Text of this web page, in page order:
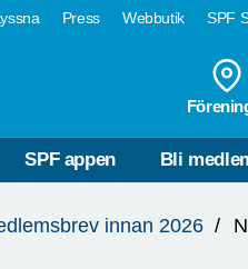
Press Webbutik SPF
SPF appen Bli
innan 2026